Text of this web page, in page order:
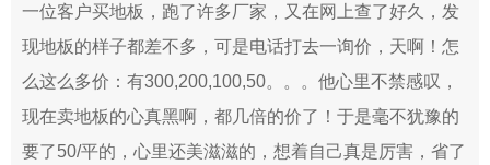
2019-04-26
一位客户买地板，跑了许多厂家，又在网上查了好久，发
现地板的样子都差不多，可是电话打去一询价，天啊！怎
么这么多价：有300,200,100,50。。。他心里不禁感叹，
现在卖地板的心真黑啊，都几倍的价了！于是毫不犹豫的
要了50/平的，心里还美滋滋的，想着自己真是厉害，省了